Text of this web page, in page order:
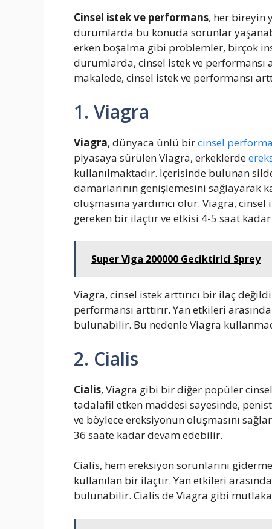
Cinsel istek ve performans, her bireyin
durumlarda bu konuda sorunlar
erken boşalma gibi problemler, birçok
durumlarda, cinsel istek ve
makalede, cinsel istek ve performansı
1. Viagra
Viagra, dünyaca ünlü bircinsel
piyasaya sürülen Viagra, erkeklerde
kullanılmaktadır. İçerisinde bulunan
damarlarının genişlemesini sağlayarak
oluşmasına yardımcı olur. Viagra,
gereken bir ilaçtır ve etkisi 4-5 saat
Super Viga 200000 Geciktirici Sprey
Viagra, cinsel istek arttırıcı bir ilaç
performansı arttırır. Yan etkileri
bulunabilir. Bu nedenle Viagra
2. Cialis
Cialis, Viagra gibi bir diğer popüler
tadalafil etken maddesi sayesinde,
ve böylece ereksiyonun oluşmasını
36 saate kadar devam edebilir.
Cialis, hem ereksiyon sorunlarını
kullanılan bir ilaçtır. Yan etkileri arasında
bulunabilir. Cialis de Viagra gibi